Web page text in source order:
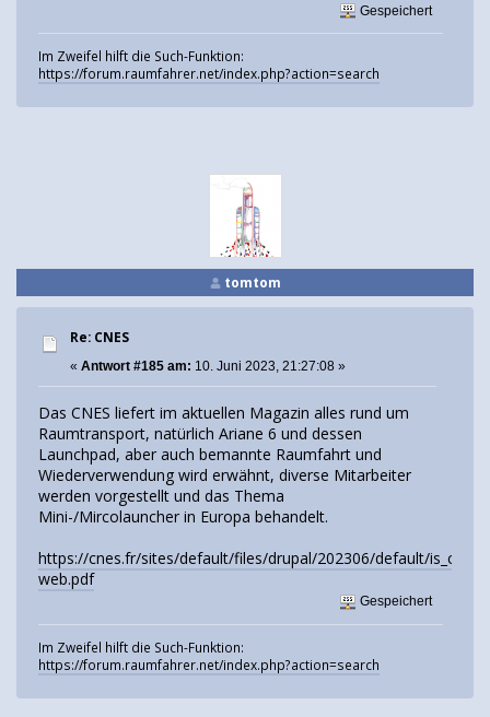
Gespeichert
Im Zweifel hilft die Such-Funktion:
https://forum.raumfahrer.net/index.php?action=search
tomtom
Re: CNES
« Antwort #185 am: 10. Juni 2023, 21:27:08 »
Das CNES liefert im aktuellen Magazin alles rund um
Raumtransport, natürlich Ariane 6 und dessen
Launchpad, aber auch bemannte Raumfahrt und
Wiederverwendung wird erwähnt, diverse Mitarbeiter
werden vorgestellt und das Thema
Mini-/Mircolauncher in Europa behandelt.
https://cnes.fr/sites/default/files/drupal/202306/default/
web.pdf
Gespeichert
Im Zweifel hilft die Such-Funktion:
https://forum.raumfahrer.net/index.php?action=search